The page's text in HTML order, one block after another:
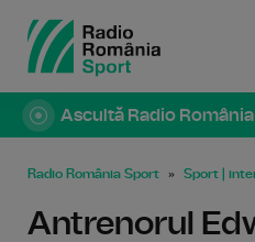
Ascultă Radio
Radio România Sport Sport |
Antrenorul